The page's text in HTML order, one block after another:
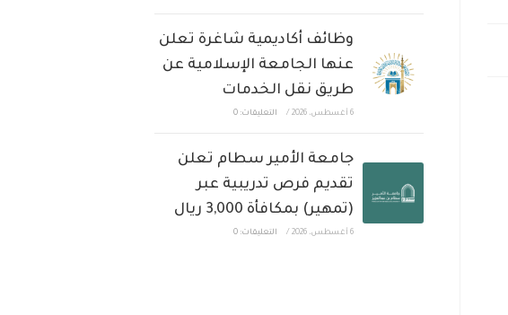
وظائف أكاديمية شاغرة تعلن
عنها الجامعة الإسلامية عن
طريق نقل الخدمات
6 أغسطس، 2026 / التعليقات: 0
جامعة الأمير سطام تعلن
تقديم فرص تدريبية عبر
(تمهير) بمكافأة 3,000 ريال
6 أغسطس، 2026 / التعليقات: 0